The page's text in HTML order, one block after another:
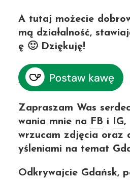
A tutaj możecie
mą działalność,
ę 🙂 Dziękuję!
Zapraszam Was
wania mnie na FB i IG,
wrzucam zdjęcia oraz
yśleniami na temat
Odkrywajcie Gdańsk,